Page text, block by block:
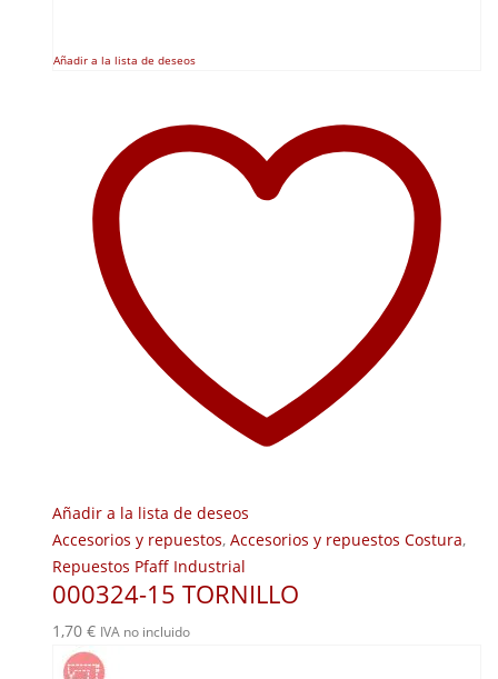
Añadir a la lista de deseos
Añadir a la lista de deseos
Accesorios y repuestos, Accesorios y repuestos Costura,
Repuestos Pfaff Industrial
000324-15 TORNILLO
1,70 € IVA no incluido